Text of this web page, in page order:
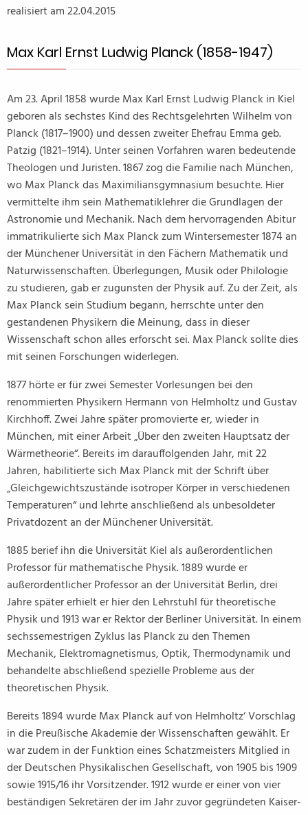
realisiert am 22.04.2015
Max Karl Ernst Ludwig Planck (1858-1947)
Am 23. April 1858 wurde Max Karl Ernst Ludwig Planck in Kiel
geboren als sechstes Kind des Rechtsgelehrten Wilhelm von
Planck (1817–1900) und dessen zweiter Ehefrau Emma geb.
Patzig (1821–1914). Unter seinen Vorfahren waren bedeutende
Theologen und Juristen. 1867 zog die Familie nach München,
wo Max Planck das Maximiliansgymnasium besuchte. Hier
vermittelte ihm sein Mathematiklehrer die Grundlagen der
Astronomie und Mechanik. Nach dem hervorragenden Abitur
immatrikulierte sich Max Planck zum Wintersemester 1874 an
der Münchener Universität in den Fächern Mathematik und
Naturwissenschaften. Überlegungen, Musik oder Philologie
zu studieren, gab er zugunsten der Physik auf. Zu der Zeit, als
Max Planck sein Studium begann, herrschte unter den
gestandenen Physikern die Meinung, dass in dieser
Wissenschaft schon alles erforscht sei. Max Planck sollte dies
mit seinen Forschungen widerlegen.
1877 hörte er für zwei Semester Vorlesungen bei den
renommierten Physikern Hermann von Helmholtz und Gustav
Kirchhoff. Zwei Jahre später promovierte er, wieder in
München, mit einer Arbeit „Über den zweiten Hauptsatz der
Wärmetheorie“. Bereits im darauffolgenden Jahr, mit 22
Jahren, habilitierte sich Max Planck mit der Schrift über
„Gleichgewichtszustände isotroper Körper in verschiedenen
Temperaturen“ und lehrte anschließend als unbesoldeter
Privatdozent an der Münchener Universität.
1885 berief ihn die Universität Kiel als außerordentlichen
Professor für mathematische Physik. 1889 wurde er
außerordentlicher Professor an der Universität Berlin, drei
Jahre später erhielt er hier den Lehrstuhl für theoretische
Physik und 1913 war er Rektor der Berliner Universität. In einem
sechssemestrigen Zyklus las Planck zu den Themen
Mechanik, Elektromagnetismus, Optik, Thermodynamik und
behandelte abschließend spezielle Probleme aus der
theoretischen Physik.
Bereits 1894 wurde Max Planck auf von Helmholtz‘ Vorschlag
in die Preußische Akademie der Wissenschaften gewählt. Er
war zudem in der Funktion eines Schatzmeisters Mitglied in
der Deutschen Physikalischen Gesellschaft, von 1905 bis 1909
sowie 1915/16 ihr Vorsitzender. 1912 wurde er einer von vier
beständigen Sekretären der im Jahr zuvor gegründeten Kaiser-